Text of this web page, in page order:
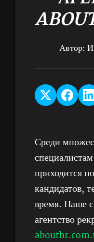
Автор:
Среди
приходится
кандидатов,
время. Наше
агентство